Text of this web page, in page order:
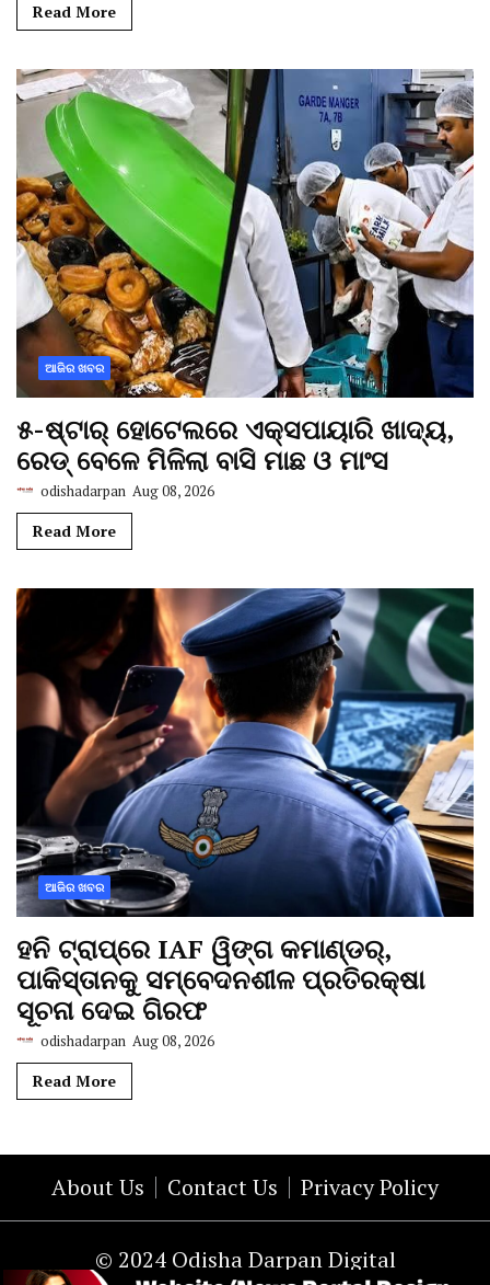
Read More
ଆଜିର ଖବର
୫-ଷ୍ଟାର୍ ହୋଟେଲରେ ଏକ୍ସପାୟାରି ଖାଦ୍ୟ,
ରେଡ୍ ବେଳେ ମିଳିଲା ବାସି ମାଛ ଓ ମାଂସ
odishadarpan Aug 08, 2026
Read More
ଆଜିର ଖବର
ହନି ଟ୍ରାପ୍‌ରେ IAF ୱିଙ୍ଗ କମାଣ୍ଡର୍,
ପାକିସ୍ତାନକୁ ସମ୍ବେଦନଶୀଳ ପ୍ରତିରକ୍ଷା
ସୂଚନା ଦେଇ ଗିରଫ
odishadarpan Aug 08, 2026
Read More
About Us Contact Us Privacy Policy
© 2024 Odisha Darpan Digital